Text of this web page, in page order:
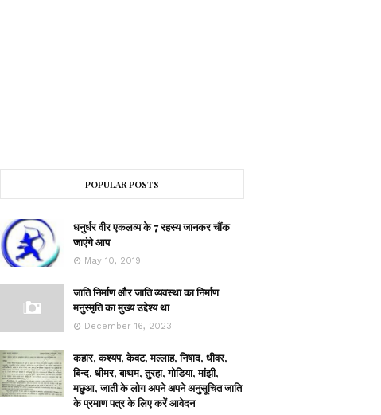
POPULAR POSTS
धनुर्धर वीर एकलव्य के 7 रहस्य जानकर चौंक
जाएंगे आप
May 10, 2019
जाति निर्माण और जाति व्यवस्था का निर्माण
मनुस्मृति का मुख्य उद्देश्य था
December 16, 2023
कहार, कश्यप, केवट, मल्लाह, निषाद, धीवर,
बिन्द, धीमर, बाथम, तुरहा, गोडिया, मांझी,
मछुआ, जाती के लोग अपने अपने अनुसूचित जाति
के प्रमाण पत्र के लिए करें आवेदन